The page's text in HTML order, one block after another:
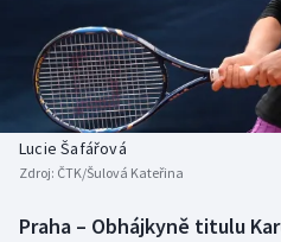
Baseball a softbal
Basketbal
Biatlon
Soutěže
Historické návraty
Aplikace ČT sport
Lucie Šafářová
Zdroj: ČTK/Šulová Kateřina
Praha – Obhájkyně titulu